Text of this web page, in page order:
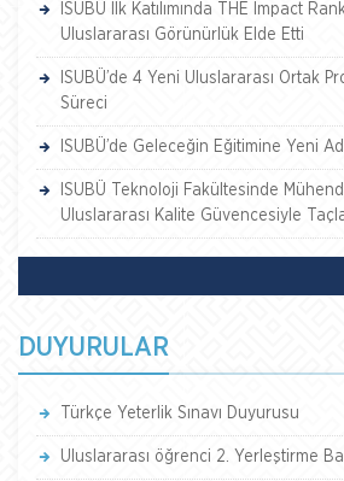
ISUBÜ İlk Katılımında THE Impact
Uluslararası Görünürlük Elde Etti
ISUBÜ’de 4 Yeni Uluslararası Ortak
Süreci
ISUBÜ’de Geleceğin Eğitimine Yeni
ISUBÜ Teknoloji Fakültesinde
Uluslararası Kalite Güvencesiyle
DUYURULAR
Türkçe Yeterlik Sınavı Duyurusu
Uluslararası öğrenci 2. Yerleştirme